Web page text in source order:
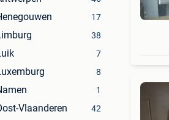
17
38
7
8
1
Vlaanderen 42